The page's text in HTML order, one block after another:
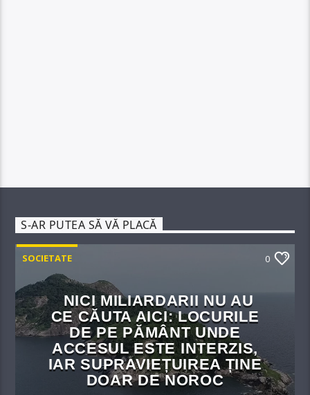
S-AR PUTEA SĂ VĂ PLACĂ
SOCIETATE 0
NICI MILIARDARII NU AU
CE CĂUTA AICI: LOCURILE
DE PE PĂMÂNT UNDE
ACCESUL ESTE INTERZIS,
IAR SUPRAVIEȚUIREA ȚINE
DOAR DE NOROC